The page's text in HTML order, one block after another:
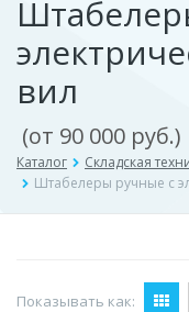
вил
(от 90 000 руб.)
Каталог Складская
Штабелеры ручные с
Показывать как: